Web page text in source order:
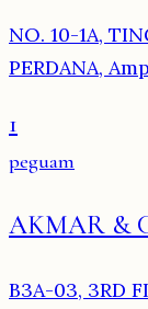
NO. 10-1A,
PERDANA,
1
peguam
AKMAR &
B3A-03, 3RD